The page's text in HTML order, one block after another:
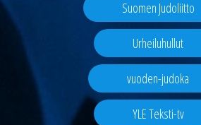
Suomen Judoliitto
Urheiluhullut
vuoden-judoka
YLE Teksti-tv